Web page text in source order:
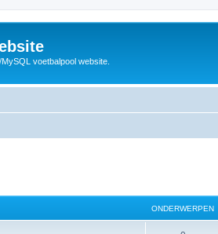
voetbalpool website.
ONDERWERPEN